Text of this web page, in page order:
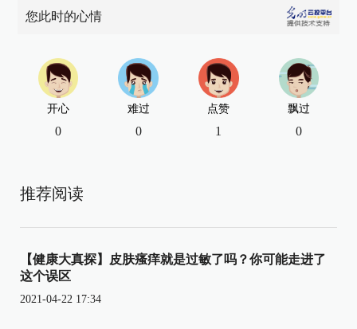
您此时的心情
开心
0
难过
0
点赞
1
飘过
0
推荐阅读
【健康大真探】皮肤瘙痒就是过敏了吗？你可能走进了
这个误区
2021-04-22 17:34